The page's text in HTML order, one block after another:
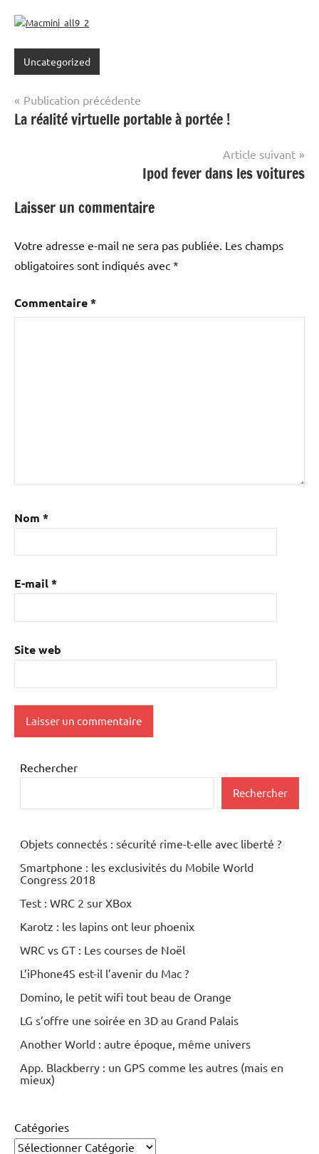
Uncategorized
Navigation
de
Publication précédente
La réalité virtuelle portable à portée !
Article suivant
Ipod fever dans les voitures
Laisser un commentaire
Votre adresse e-mail ne sera pas publiée. Les champs
obligatoires sont indiqués avec *
Commentaire*
Nom *
E-mail*
Site web
Rechercher
Rechercher
Objets connectés : sécurité rime-t-elle avec liberté ?
Smartphone : les exclusivités du Mobile World
Congress 2018
Test : WRC 2 sur XBox
Karotz : les lapins ont leur phoenix
WRC vs GT : Les courses de Noël
L’iPhone4S est-il l’avenir du Mac ?
Domino, le petit wifi tout beau de Orange
LG s’offre une soirée en 3D au Grand Palais
Another World : autre époque, même univers
App. Blackberry : un GPS comme les autres (mais en
mieux)
Catégories